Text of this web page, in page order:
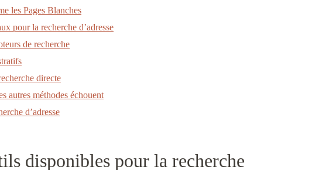
les Pages Blanches
pour la recherche d’adresse
de recherche
directe
autres méthodes échouent
d’adresse
disponibles pour la recherche